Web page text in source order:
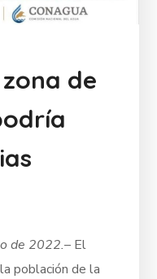
de
de 2022.– El
población de la